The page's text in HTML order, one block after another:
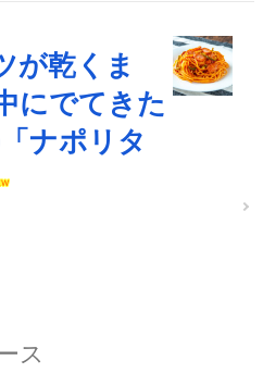
が乾くま
にでてきた
ナポリタ
ス